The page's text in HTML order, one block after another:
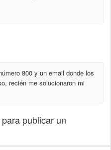
800 y un email donde los
recién me solucionaron mi
para publicar un